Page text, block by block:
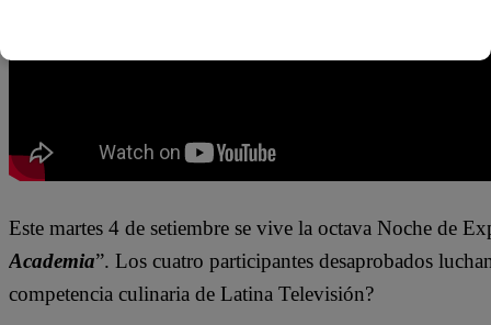
Este martes 4 de setiembre se vive la octava Noche de
Academia”. Los cuatro participantes desaprobados
competencia culinaria de Latina Televisión?